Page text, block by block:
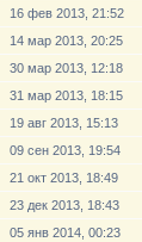
16 фев 2013, 21:52
14 мар 2013, 20:25
30 мар 2013, 12:18
31 мар 2013, 18:15
19 авг 2013, 15:13
09 сен 2013, 19:54
21 окт 2013, 18:49
23 дек 2013, 18:43
05 янв 2014, 00:23